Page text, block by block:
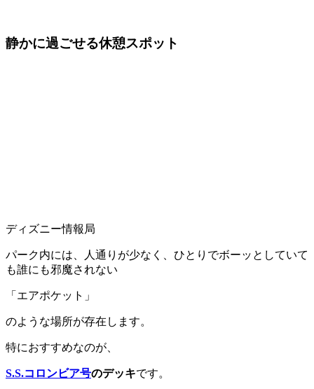
静かに過ごせる休憩スポット
ディズニー情報局
パーク内には、人通りが少なく、ひとりでボーッとしていて
も誰にも邪魔されない
「エアポケット」
のような場所が存在します。
特におすすめなのが、
S.S.コロンビア号のデッキです。